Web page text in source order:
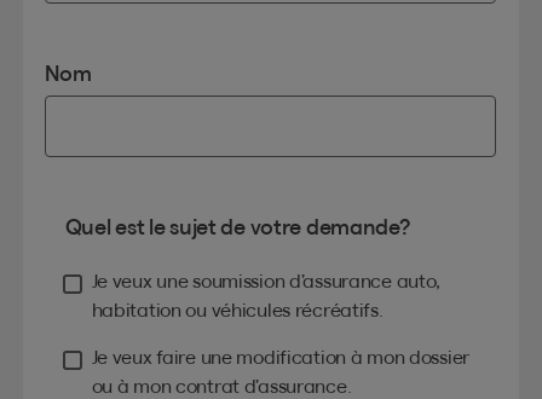
Nom
Quel est le sujet de votre demande?
Je veux une soumission d’assurance auto,
habitation ou véhicules récréatifs.
Je veux faire une modification à mon dossier
ou à mon contrat d’assurance.